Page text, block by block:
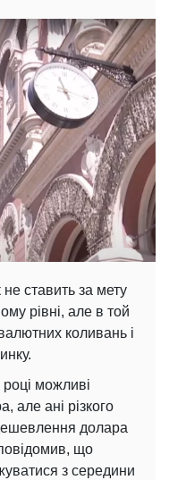
ставить за мету
рівні, але в той
коливань і
можливі
але ані різкого
долара
що
з середини